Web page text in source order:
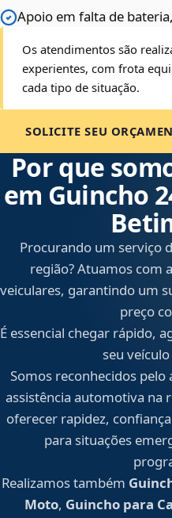
Apoio em falta de
Os atendimentos são
experientes, com frota
cada tipo de situação.
SOLICITE SEU
Por que
em Guincho
Procurando um serviço
região? Atuamos com
veiculares, garantindo um
preço
É essencial chegar rápido,
seu
Somos reconhecidos
assistência automotiva na
oferecer rapidez,
para situações
Realizamos também
Moto, Guincho para